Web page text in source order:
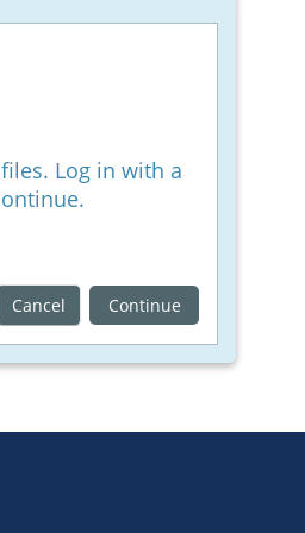
Log in with a
Cancel Continue